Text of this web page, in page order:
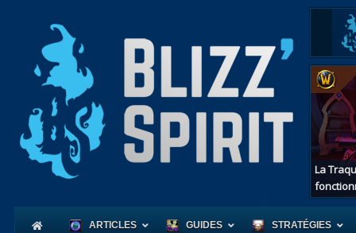
La
ARTICLES GUIDES STRATÉGIES